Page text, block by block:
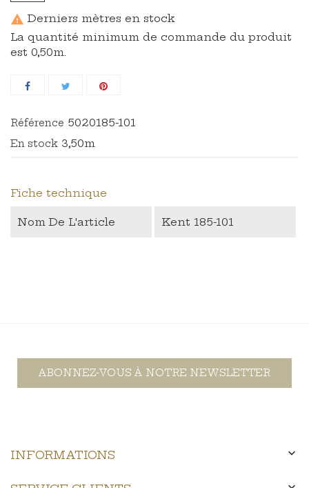
 Derniers mètres en stock
La quantité minimum de commande du produit
est 0,50m.
Référence 5020185-101
En stock 3,50m
Fiche technique
Nom De L'article Kent 185-101
ABONNEZ-VOUS À NOTRE NEWSLETTER
INFORMATIONS 